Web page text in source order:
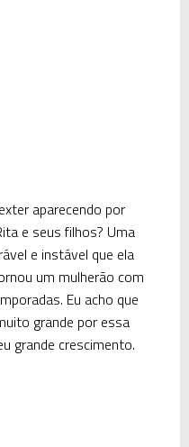
aparecendo por
e seus filhos? Uma
e instável que ela
um mulherão com
Eu acho que
grande por essa
grande crescimento.